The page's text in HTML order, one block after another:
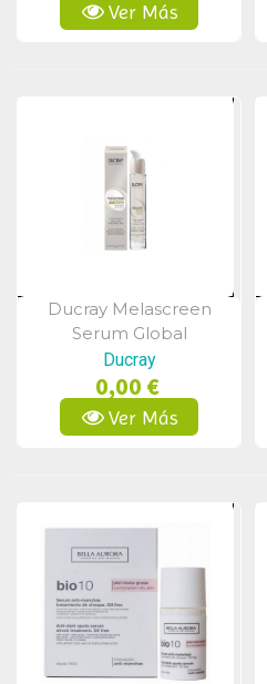
Ver Más
Vista Rápida
Ducray Melascreen
Serum Global
Fotoenvejecimiento Uv
Antiedad 30 Ml
Ducray
0,00 €
Ver Más